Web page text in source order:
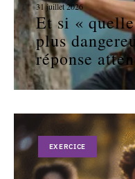
31 juillet 2026
Et si «
plus
réponse
EXERCICE